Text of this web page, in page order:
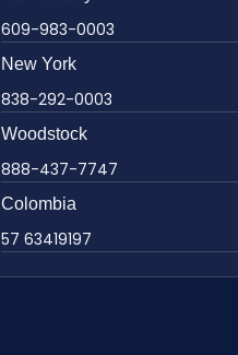
609-983-0003
New York
838-292-0003
Woodstock
888-437-7747
Colombia
57 63419197